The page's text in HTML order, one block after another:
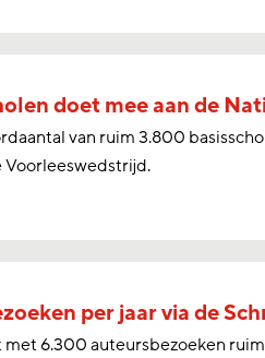
doet mee aan de
van ruim 3.800
Voorleeswedstrijd.
per jaar via de
6.300 auteursbezoeken